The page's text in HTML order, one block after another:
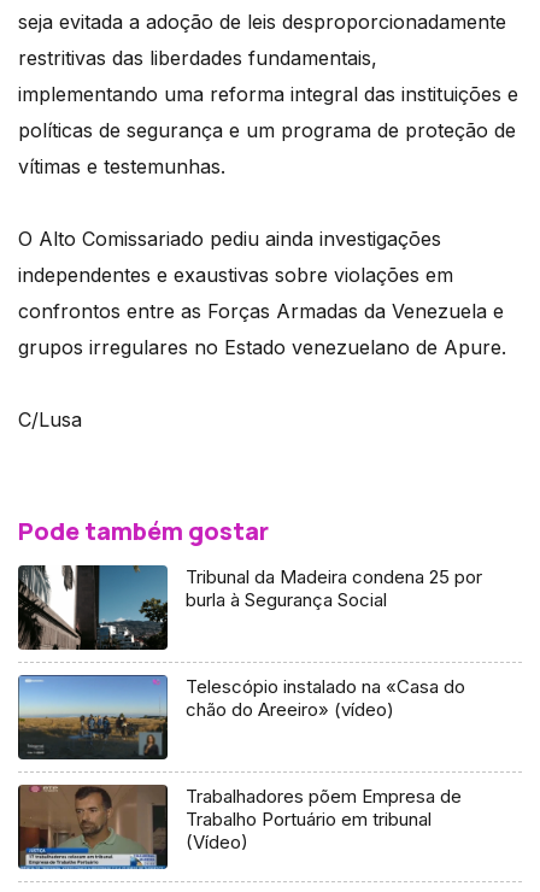
seja evitada a adoção de leis desproporcionadamente
restritivas das liberdades fundamentais,
implementando uma reforma integral das instituições e
políticas de segurança e um programa de proteção de
vítimas e testemunhas.
O Alto Comissariado pediu ainda investigações
independentes e exaustivas sobre violações em
confrontos entre as Forças Armadas da Venezuela e
grupos irregulares no Estado venezuelano de Apure.
C/Lusa
Pode também gostar
Tribunal da Madeira condena 25 por
burla à Segurança Social
Telescópio instalado na «Casa do
chão do Areeiro» (vídeo)
Trabalhadores põem Empresa de
Trabalho Portuário em tribunal
(Vídeo)